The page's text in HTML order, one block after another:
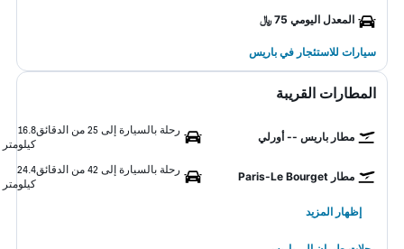
المعدل اليومي 75 ﷼
سيارات للاستئجار في باريس
المطارات القريبة
مطار باريس -- أورلي
رحلة بالسيارة إلى 25 من الدقائق
16.8
كيلومتر
مطار Paris-Le Bourget
رحلة بالسيارة إلى 42 من الدقائق
24.4
كيلومتر
إظهار المزيد